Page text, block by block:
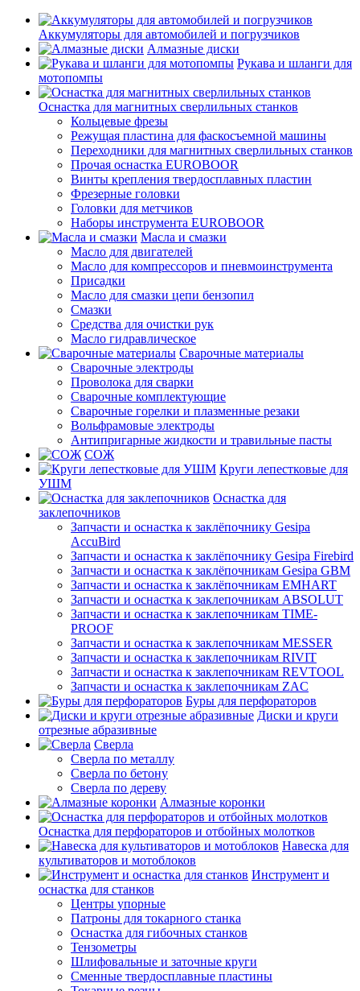
Аккумуляторы для автомобилей и погрузчиков
Алмазные диски
Рукава и шланги для
мотопомпы
Оснастка для магнитных сверлильных станков
Кольцевые фрезы
Режущая пластина для фаскосъемной машины
Переходники для магнитных сверлильных станков
Прочая оснастка EUROBOOR
Винты крепления твердосплавных пластин
Фрезерные головки
Головки для метчиков
Наборы инструмента EUROBOOR
Масла и смазки
Масло для двигателей
Масло для компрессоров и пневмоинструмента
Присадки
Масло для смазки цепи бензопил
Смазки
Средства для очистки рук
Масло гидравлическое
Сварочные материалы
Сварочные электроды
Проволока для сварки
Сварочные комплектующие
Сварочные горелки и плазменные резаки
Вольфрамовые электроды
Антипригарные жидкости и травильные пасты
СОЖ
Круги лепестковые для
УШМ
Оснастка для
заклепочников
Запчасти и оснастка к заклёпочнику Gesipa
AccuBird
Запчасти и оснастка к заклёпочнику Gesipa Firebird
Запчасти и оснастка к заклёпочникам Gesipa GBM
Запчасти и оснастка к заклёпочникам EMHART
Запчасти и оснастка к заклепочникам ABSOLUT
Запчасти и оснастка к заклепочникам TIME-
PROOF
Запчасти и оснастка к заклепочникам MESSER
Запчасти и оснастка к заклепочникам RIVIT
Запчасти и оснастка к заклепочникам REVTOOL
Запчасти и оснастка к заклепочникам ZAC
Буры для перфораторов
Диски и круги
отрезные абразивные
Сверла
Сверла по металлу
Сверла по бетону
Сверла по дереву
Алмазные коронки
Оснастка для перфораторов и отбойных молотков
Навеска для
культиваторов и мотоблоков
Инструмент и
оснастка для станков
Центры упорные
Патроны для токарного станка
Оснастка для гибочных станков
Тензометры
Шлифовальные и заточные круги
Сменные твердосплавные пластины